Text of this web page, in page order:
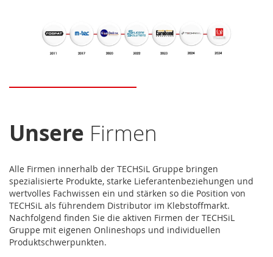
Unsere Firmen
Alle Firmen innerhalb der TECHSiL Gruppe bringen
spezialisierte Produkte, starke Lieferantenbeziehungen und
wertvolles Fachwissen ein und stärken so die Position von
TECHSiL als führendem Distributor im Klebstoffmarkt.
Nachfolgend finden Sie die aktiven Firmen der TECHSiL
Gruppe mit eigenen Onlineshops und individuellen
Produktschwerpunkten.